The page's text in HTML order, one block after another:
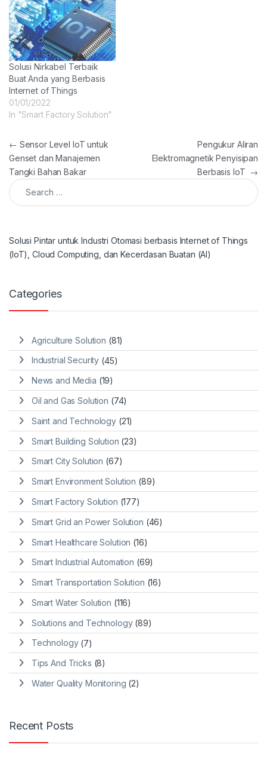
Solusi Nirkabel Terbaik
Buat Anda yang Berbasis
Internet of Things
01/01/2022
In "Smart Factory Solution"
Post navigation
← Sensor Level IoT untuk
Genset dan Manajemen
Tangki Bahan Bakar
Pengukur Aliran
Elektromagnetik Penyisipan
Berbasis IoT →
Search for:
Solusi Pintar untuk Industri Otomasi berbasis Internet of Things
(IoT), Cloud Computing, dan Kecerdasan Buatan (AI)
Categories
Agriculture Solution (81)
Industrial Security (45)
News and Media (19)
Oil and Gas Solution (74)
Saint and Technology (21)
Smart Building Solution (23)
Smart City Solution (67)
Smart Environment Solution (89)
Smart Factory Solution (177)
Smart Grid an Power Solution (46)
Smart Healthcare Solution (16)
Smart Industrial Automation (69)
Smart Transportation Solution (16)
Smart Water Solution (116)
Solutions and Technology(89)
Technology(7)
Tips And Tricks (8)
Water Quality Monitoring (2)
Recent Posts